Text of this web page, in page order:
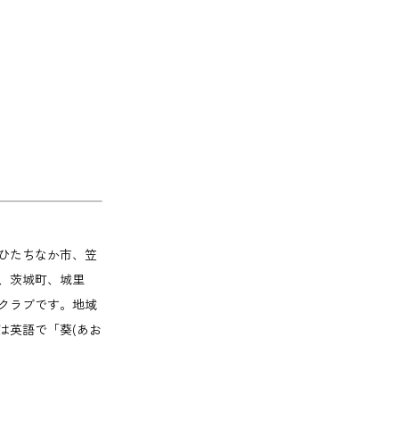
たちなか市、笠
茨城町、城里
ラブです。地域
英語で「葵(あお